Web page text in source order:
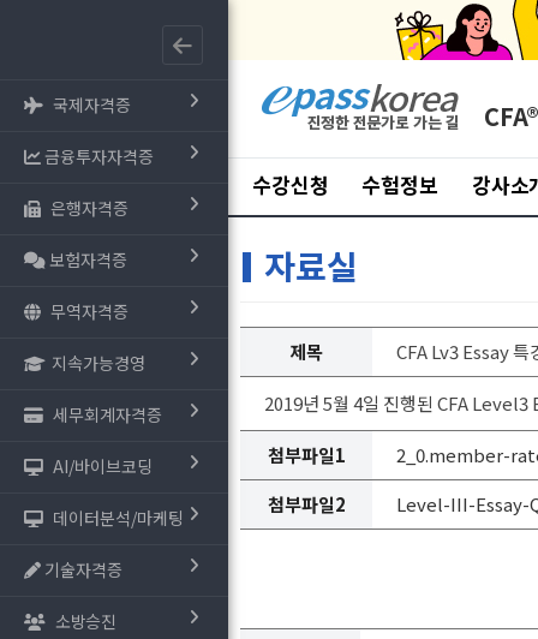
국제자격증
금융투자자격증
은행자격증
보험자격증
무역자격증
지속가능경영
세무회계자격증
AI/바이브코딩
데이터분석/마케팅
기술자격증
소방승진
CFA®
수강신청 수험정보 강사소
자료실
제목 CFA Lv3 Essay 특
2019년 5월 4일 진행된 CFA Level3
첨부파일1
2_0.member-
첨부파일2
Level-III-Essay-